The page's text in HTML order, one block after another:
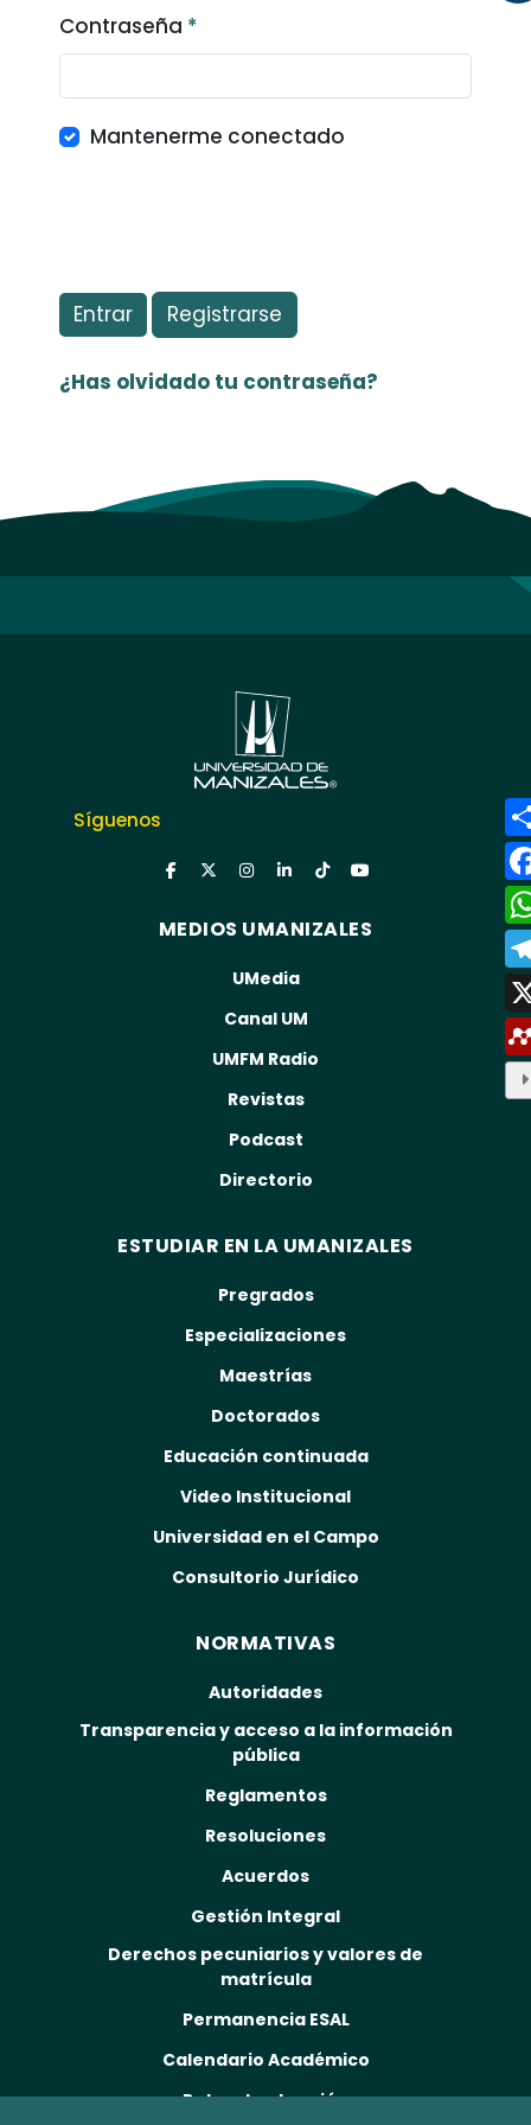
Contraseña *
Obligatorio
Mantenerme conectado
Entrar Registrarse
¿Has olvidado tu contraseña?
Síguenos
MEDIOS UMANIZALES
UMedia
Canal UM
UMFM Radio
Revistas
Podcast
Directorio
ESTUDIAR EN LA UMANIZALES
Pregrados
Especializaciones
Maestrías
Doctorados
Educación continuada
Video Institucional
Universidad en el Campo
Consultorio Jurídico
NORMATIVAS
Autoridades
Transparencia y acceso a la información
pública
Reglamentos
Resoluciones
Acuerdos
Gestión Integral
Derechos pecuniarios y valores de
matrícula
Permanencia ESAL
Calendario Académico
Rutas de atención